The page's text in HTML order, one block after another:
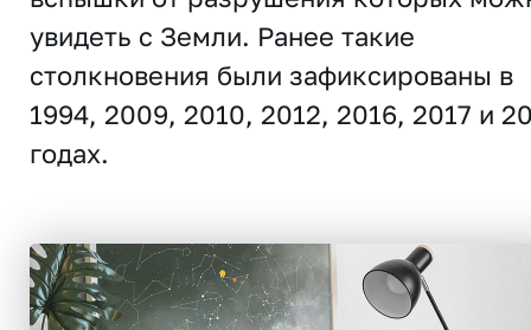
увидеть с Земли. Ранее такие
столкновения были зафиксированы в
1994, 2009, 2010, 2012, 2016, 2017 и
годах.